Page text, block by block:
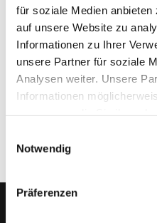
für soziale Medien
auf unsere Website zu
Informationen zu Ihrer
unsere Partner für soziale
Analysen weiter. Unsere
Informationen
haben.
Notwendig
Präferenzen
Ja
Nein